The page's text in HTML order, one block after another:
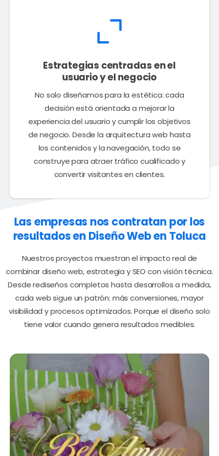
Estrategias centradas en el
usuario y el negocio
No solo diseñamos para la estética: cada
decisión está orientada a mejorar la
experiencia del usuario y cumplir los objetivos
de negocio. Desde la arquitectura web hasta
los contenidos y la navegación, todo se
construye para atraer tráfico cualificado y
convertir visitantes en clientes.
Lasempresas nos contratan porlos
resultadosen DiseñoWeben Toluca
Nuestros proyectos muestran el impacto real de
combinar diseño web, estrategia y SEO con visión técnica.
Desde rediseños completos hasta desarrollos a medida,
cada web sigue un patrón: más conversiones, mayor
visibilidad y procesos optimizados. Porque el diseño solo
tiene valor cuando genera resultados medibles.